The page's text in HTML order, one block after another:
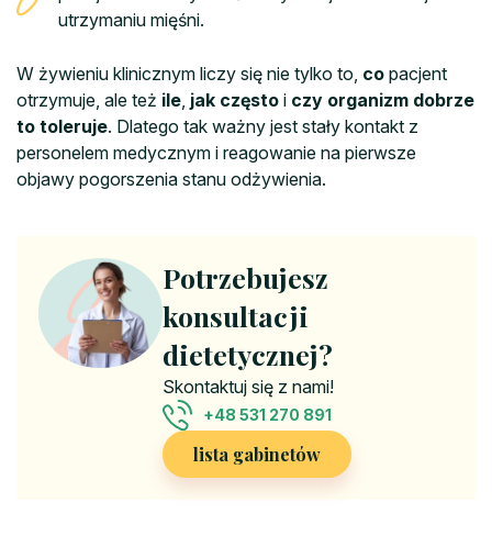
utrzymaniu mięśni.
W żywieniu klinicznym liczy się nie tylko to, co pacjent
otrzymuje, ale też ile, jak często i czy organizm dobrze
to toleruje. Dlatego tak ważny jest stały kontakt z
personelem medycznym i reagowanie na pierwsze
objawy pogorszenia stanu odżywienia.
Potrzebujesz
konsultacji
dietetycznej?
Skontaktuj się z nami!
+48 531 270 891
lista gabinetów